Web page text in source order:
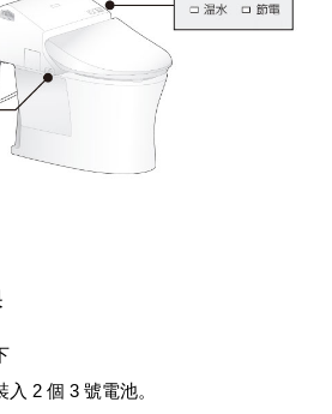
2 個 3 號電池。